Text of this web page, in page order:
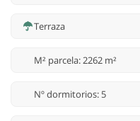
Terraza
M² parcela: 2262 m²
Nº dormitorios: 5